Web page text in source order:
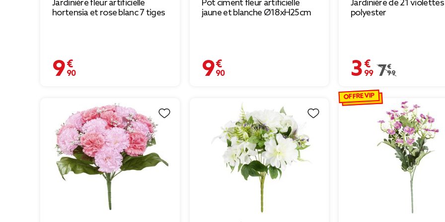
Jardinière fleur artificielle
hortensia et rose blanc 7 tiges
9,90 €
Pot ciment fleur artificielle
jaune et blanche Ø18xH25cm
9,90 €
Jardinière de 21 violettes
polyester
3,99 €
Prix remisé de
7,99 €
OFFRE VIP